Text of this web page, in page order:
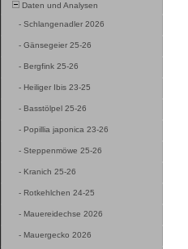
Daten und Analysen
- Schlangenadler 2026
- Gänsegeier 25-26
- Bergfink 25-26
- Heiliger Ibis 23-25
- Basstölpel 25-26
- Popillia japonica 23-26
- Steppenmöwe 25-26
- Kranich 25-26
- Rotkehlchen 24-25
- Mauereidechse 2026
- Mauergecko 2026